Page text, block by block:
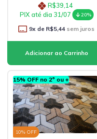
R$39,14
PIX até dia 31/07
20%
9x de R$5,44 sem juros
15% OFF no 2º ou +
10% OFF